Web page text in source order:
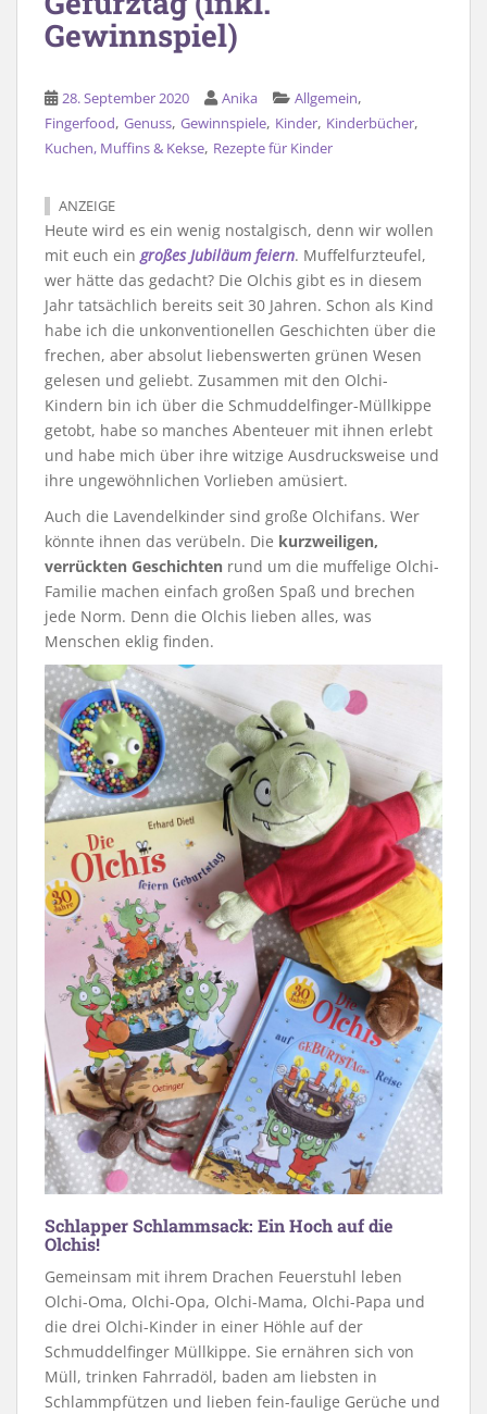
Gewinnspiel)
28. September 2020 Anika Allgemein,
Fingerfood, Genuss, Gewinnspiele, Kinder, Kinderbücher,
Kuchen, Muffins & Kekse, Rezepte für Kinder
ANZEIGE
Heute wird es ein wenig nostalgisch, denn wir wollen
mit euch ein großes Jubiläum feiern. Muffelfurzteufel,
wer hätte das gedacht? Die Olchis gibt es in diesem
Jahr tatsächlich bereits seit 30 Jahren. Schon als Kind
habe ich die unkonventionellen Geschichten über die
frechen, aber absolut liebenswerten grünen Wesen
gelesen und geliebt. Zusammen mit den Olchi-
Kindern bin ich über die Schmuddelfinger-Müllkippe
getobt, habe so manches Abenteuer mit ihnen erlebt
und habe mich über ihre witzige Ausdrucksweise und
ihre ungewöhnlichen Vorlieben amüsiert.
Auch die Lavendelkinder sind große Olchifans. Wer
könnte ihnen das verübeln. Die kurzweiligen,
verrückten Geschichten rund um die muffelige Olchi-
Familie machen einfach großen Spaß und brechen
jede Norm. Denn die Olchis lieben alles, was
Menschen eklig finden.
Schlapper Schlammsack: Ein Hoch auf die
Olchis!
Gemeinsam mit ihrem Drachen Feuerstuhl leben
Olchi-Oma, Olchi-Opa, Olchi-Mama, Olchi-Papa und
die drei Olchi-Kinder in einer Höhle auf der
Schmuddelfinger Müllkippe. Sie ernähren sich von
Müll, trinken Fahrradöl, baden am liebsten in
Schlammpfützen und lieben fein-faulige Gerüche und